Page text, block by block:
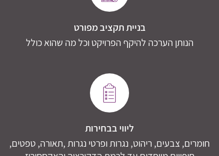
בניית תקציב מפורט
הנותן הערכה להיקף הפרויקט וכל מה שהוא כולל
ליווי בבחירות
חומרים, צבעים, ריהוט, נגרות ופרטי נגרות ,תאורה, טפטים,